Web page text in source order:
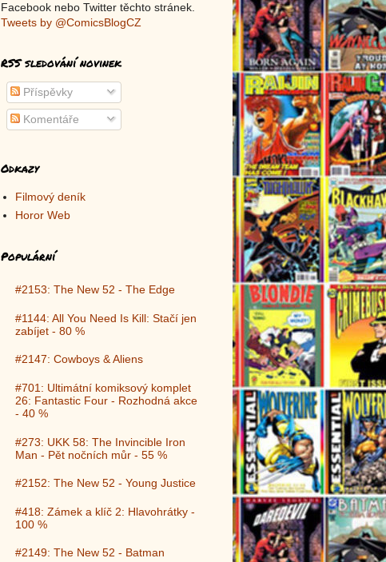
Facebook nebo Twitter těchto stránek.
Tweets by @ComicsBlogCZ
RSS sledování novinek
Příspěvky
Komentáře
Odkazy
Filmový deník
Horor Web
Populární
#2153: The New 52 - The Edge
#1144: All You Need Is Kill: Stačí jen
zabíjet - 80 %
#2147: Cowboys & Aliens
#701: Ultimátní komiksový komplet
26: Fantastic Four - Rozhodná akce
- 40 %
#273: UKK 58: The Invincible Iron
Man - Pět nočních můr - 55 %
#2152: The New 52 - Young Justice
#418: Zámek a klíč 2: Hlavohrátky -
100 %
#2149: The New 52 - Batman